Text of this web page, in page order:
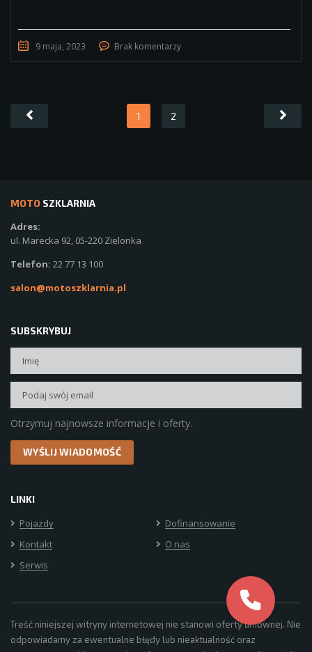
9 maja, 2023 Brak komentarzy
1 2
MOTO SZKLARNIA
Adres:
ul. Marecka 92, 05-220 Zielonka
Telefon: 22 77 13 100
salon@motoszklarnia.pl
SUBSKRYBUJ
Otrzymuj najnowsze informacje i oferty.
LINKI
Pojazdy
Dofinansowanie
Kontakt
O nas
Serwis
Treść niniejszej witryny internetowej nie stanowi oferty umownej. Nie
odpowiadamy za ewentualne błędy lub nieaktualność oraz